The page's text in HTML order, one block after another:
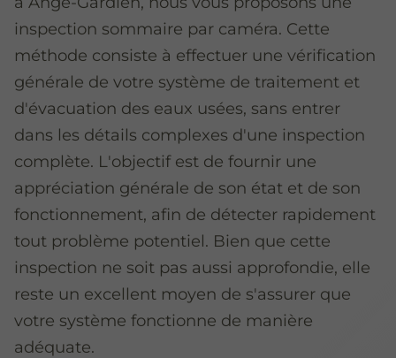
inspection sommaire par caméra. Cette
méthode consiste à effectuer une vérification
générale de votre système de traitement et
d'évacuation des eaux usées, sans entrer
dans les détails complexes d'une inspection
complète. L'objectif est de fournir une
appréciation générale de son état et de son
fonctionnement, afin de détecter rapidement
tout problème potentiel. Bien que cette
inspection ne soit pas aussi approfondie, elle
reste un excellent moyen de s'assurer que
votre système fonctionne de manière
adéquate.